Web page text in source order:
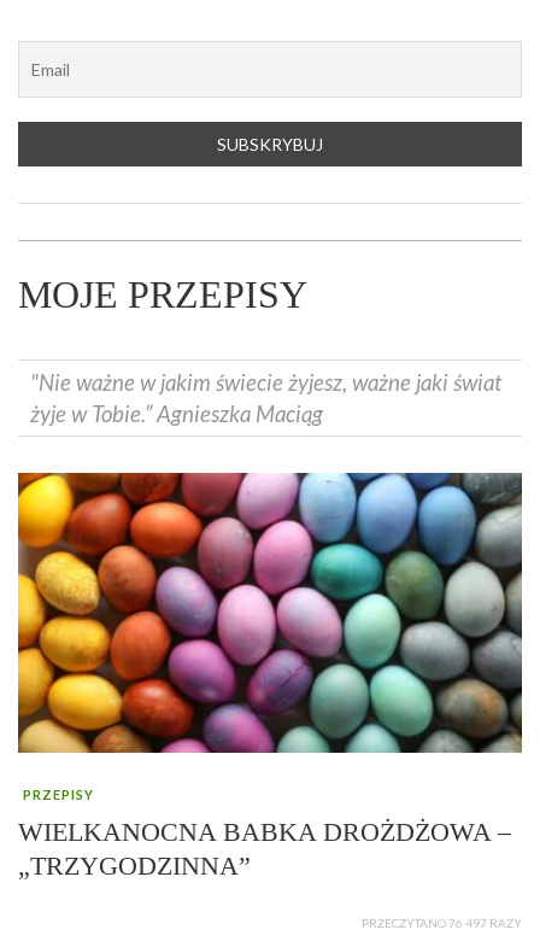
MOJE PRZEPISY
"Nie ważne w jakim świecie żyjesz, ważne jaki świat
żyje w Tobie.” Agnieszka Maciąg
PRZEPISY
WIELKANOCNA BABKA DROŻDŻOWA –
„TRZYGODZINNA”
PRZECZYTANO 76 497 RAZY